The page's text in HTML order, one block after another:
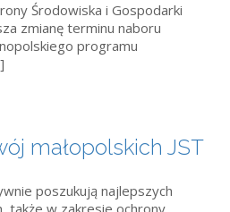
Środowiska i Gospodarki
zmianę terminu naboru
programu
małopolskich JST
poszukują najlepszych
także w zakresie ochrony